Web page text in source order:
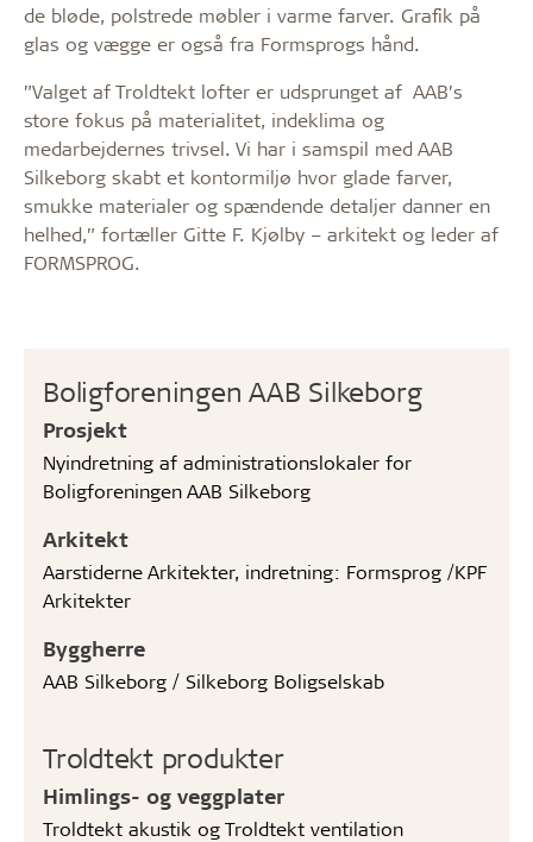
Boligforeningen AAB Silkeborg
Prosjekt
Nyindretning af administrationslokaler for
Boligforeningen AAB Silkeborg
Arkitekt
Aarstiderne Arkitekter, indretning: Formsprog /KPF
Arkitekter
Byggherre
AAB Silkeborg / Silkeborg Boligselskab
Troldtekt produkter
Himlings- og veggplater
Troldtekt akustik og Troldtekt ventilation
de bløde, polstrede møbler i varme farver. Grafik på
glas og vægge er også fra Formsprogs hånd.
”Valget af Troldtekt lofter er udsprunget af AAB’s
store fokus på materialitet, indeklima og
medarbejdernes trivsel. Vi har i samspil med AAB
Silkeborg skabt et kontormiljø hvor glade farver,
smukke materialer og spændende detaljer danner en
helhed,” fortæller Gitte F. Kjølby – arkitekt og leder af
FORMSPROG.